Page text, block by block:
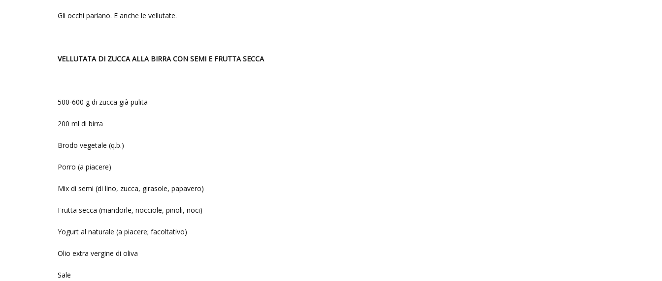
Gli occhi parlano. E anche le vellutate.
VELLUTATA DI ZUCCA ALLA BIRRA CON SEMI E FRUTTA SECCA
500-600 g di zucca già pulita
200 ml di birra
Brodo vegetale (q.b.)
Porro (a piacere)
Mix di semi (di lino, zucca, girasole, papavero)
Frutta secca (mandorle, nocciole, pinoli, noci)
Yogurt al naturale (a piacere; facoltativo)
Olio extra vergine di oliva
Sale